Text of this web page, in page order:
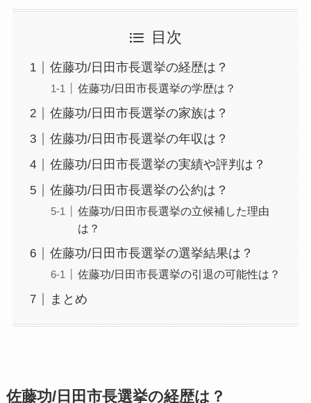
目次
佐藤功/日田市長選挙の経歴は？
佐藤功/日田市長選挙の学歴は？
佐藤功/日田市長選挙の家族は？
佐藤功/日田市長選挙の年収は？
佐藤功/日田市長選挙の実績や評判は？
佐藤功/日田市長選挙の公約は？
佐藤功/日田市長選挙の立候補した理由
は？
佐藤功/日田市長選挙の選挙結果は？
佐藤功/日田市長選挙の引退の可能性は？
まとめ
佐藤功/日田市長選挙の経歴は？